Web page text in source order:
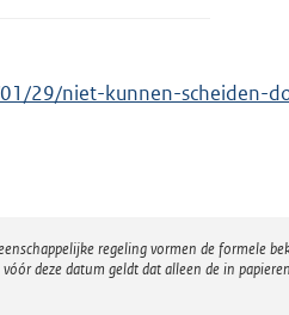
29/niet-kunnen-scheiden-
regeling vormen de formele
deze datum geldt dat alleen de in